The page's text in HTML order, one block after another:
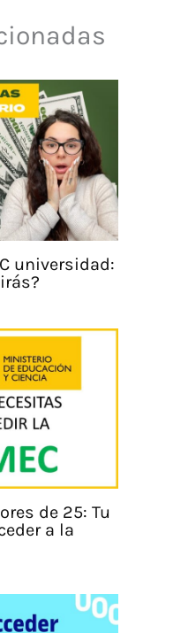
universidad:
de 25: Tu
a la